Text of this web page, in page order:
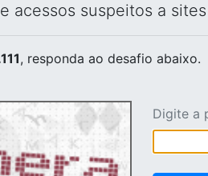
acessos suspeitos a
, responda ao desafio abaixo.
Digite a